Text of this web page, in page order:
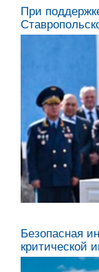
При
Безопасная
критической